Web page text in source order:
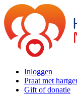
Inloggen
Praat met
Gift of donatie